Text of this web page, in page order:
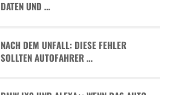
ATEN UND …
NACH DEM UNFALL: DIESE FEHLER
SOLLTEN AUTOFAHRER …